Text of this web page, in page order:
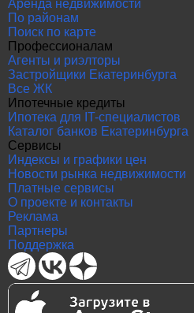
Аренда недвижимости
По районам
Поиск по карте
Профессионалам
Агенты и риэлторы
Застройщики Екатеринбурга
Все ЖК
Ипотечные кредиты
Ипотека для IT-специалистов
Каталог банков Екатеринбурга
Сервисы
Индексы и графики цен
Новости рынка недвижимости
Платные сервисы
О проекте и контакты
Реклама
Партнеры
Поддержка